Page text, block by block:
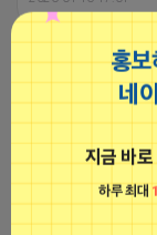
홍보
네
지금 바로
하루 최대
옐로
비공개